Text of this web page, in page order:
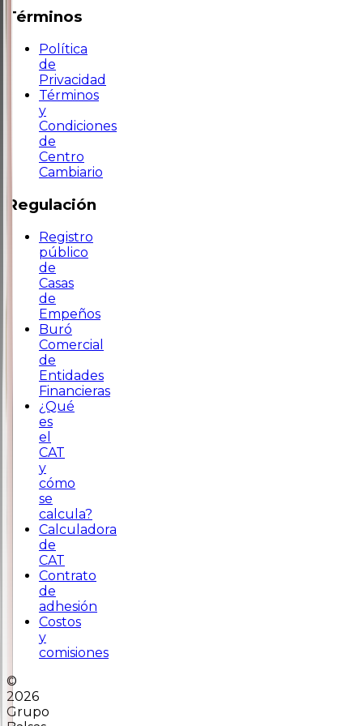
Términos
Política
de
Privacidad
Términos
y
Condiciones
de
Centro
Cambiario
Regulación
Registro
público
de
Casas
de
Empeños
Buró
Comercial
de
Entidades
Financieras
¿Qué
es
el
CAT
y
cómo
se
calcula?
Calculadora
de
CAT
Contrato
de
adhesión
Costos
y
comisiones
©
2026
Grupo